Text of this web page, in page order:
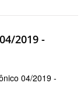
2019 -
04/2019 -